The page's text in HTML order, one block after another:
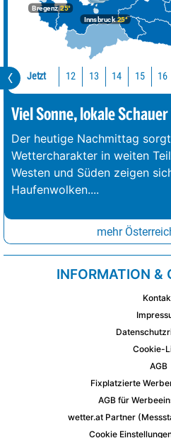
Bregenz25°
Innsbruck25°
Jetzt 12 13 14 15 16
Viel Sonne, lokale
Der heutige Nachmittag
Wettercharakter in weiten
Westen und Süden zeigen
Haufenwolken....
mehr
INFORMATION &
Cookie-
AGB
Fixplatzierte
AGB für
wetter.at Partner
Cookie